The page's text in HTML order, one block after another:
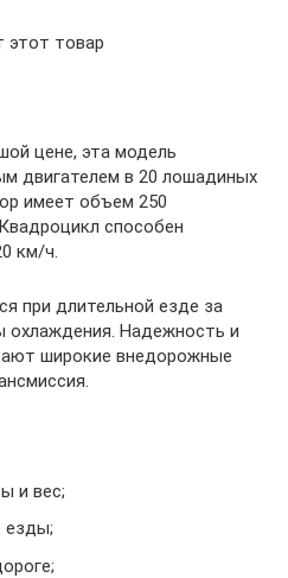
этот товар
цене, эта модель
двигателем в 20 лошадиных
имеет объем 250
способен
км/ч.
при длительной езде за
охлаждения. Надежность и
широкие внедорожные
и вес;
езды;